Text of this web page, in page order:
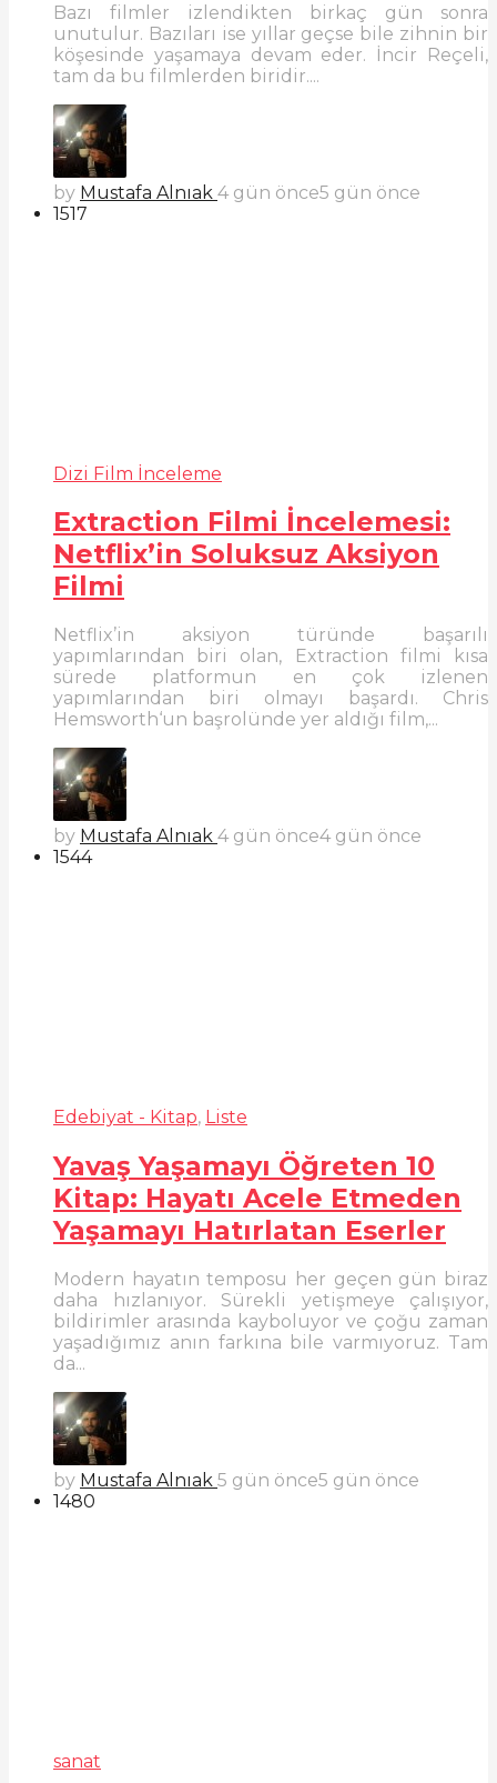
Bazı filmler izlendikten birkaç gün sonra
unutulur. Bazıları ise yıllar geçse bile zihnin bir
köşesinde yaşamaya devam eder. İncir Reçeli,
tam da bu filmlerden biridir....
by Mustafa Alnıak 4 gün önce5 gün önce
1517
Dizi Film İnceleme
Extraction Filmi İncelemesi:
Netflix’in Soluksuz Aksiyon
Filmi
Netflix’in aksiyon türünde başarılı
yapımlarından biri olan, Extraction filmi kısa
sürede platformun en çok izlenen
yapımlarından biri olmayı başardı. Chris
Hemsworth‘un başrolünde yer aldığı film,...
by Mustafa Alnıak 4 gün önce4 gün önce
1544
Edebiyat - Kitap, Liste
Yavaş Yaşamayı Öğreten 10
Kitap: Hayatı Acele Etmeden
Yaşamayı Hatırlatan Eserler
Modern hayatın temposu her geçen gün biraz
daha hızlanıyor. Sürekli yetişmeye çalışıyor,
bildirimler arasında kayboluyor ve çoğu zaman
yaşadığımız anın farkına bile varmıyoruz. Tam
da...
by Mustafa Alnıak 5 gün önce5 gün önce
1480
sanat